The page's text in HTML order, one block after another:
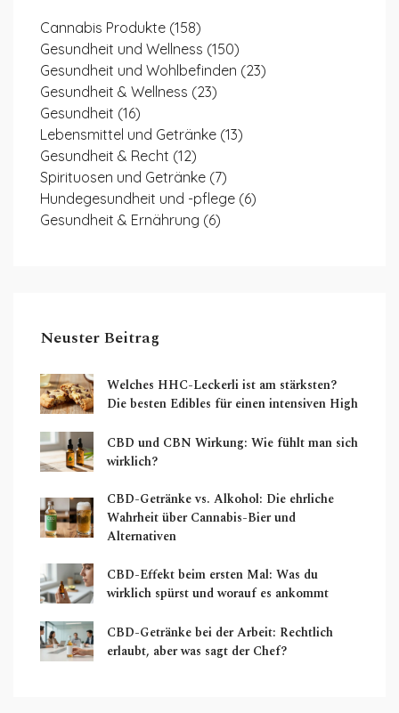
Cannabis Produkte (158)
Gesundheit und Wellness (150)
Gesundheit und Wohlbefinden (23)
Gesundheit & Wellness (23)
Gesundheit (16)
Lebensmittel und Getränke (13)
Gesundheit & Recht (12)
Spirituosen und Getränke (7)
Hundegesundheit und -pflege (6)
Gesundheit & Ernährung (6)
Neuster Beitrag
Welches HHC-Leckerli ist am stärksten?
Die besten Edibles für einen intensiven High
CBD und CBN Wirkung: Wie fühlt man sich
wirklich?
CBD-Getränke vs. Alkohol: Die ehrliche
Wahrheit über Cannabis-Bier und
Alternativen
CBD-Effekt beim ersten Mal: Was du
wirklich spürst und worauf es ankommt
CBD-Getränke bei der Arbeit: Rechtlich
erlaubt, aber was sagt der Chef?